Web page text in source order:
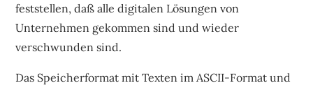
feststellen, daß alle digitalen Lösungen von
Unternehmen gekommen sind und wieder
verschwunden sind.
Das Speicherformat mit Texten im ASCII-Format und